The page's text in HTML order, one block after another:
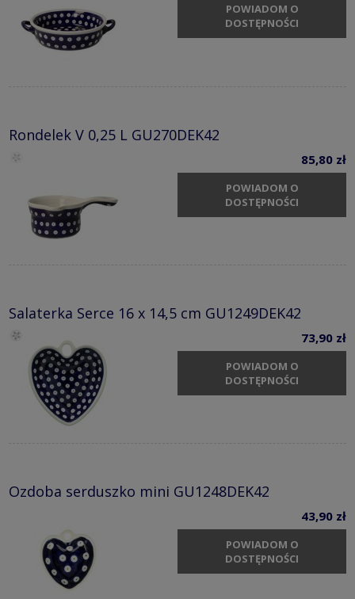
POWIADOM O
DOSTĘPNOŚCI
Rondelek V 0,25 L GU270DEK42
85,80 zł
POWIADOM O
DOSTĘPNOŚCI
Salaterka Serce 16 x 14,5 cm GU1249DEK42
73,90 zł
POWIADOM O
DOSTĘPNOŚCI
Ozdoba serduszko mini GU1248DEK42
43,90 zł
POWIADOM O
DOSTĘPNOŚCI